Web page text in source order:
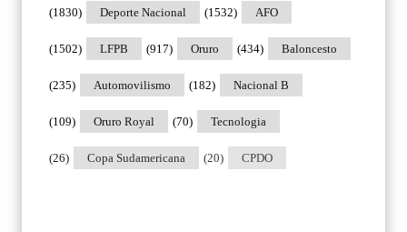
Deporte Nacional
(1830) AFO
(1532)
LFPB
(1502) Oruro
(917) Baloncesto
(434)
Automovilismo
(235) Nacional B
(182)
Oruro Royal
(109) Tecnologia
(70)
Copa Sudamericana
(26) CPDO
(20)